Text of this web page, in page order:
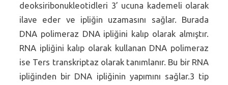
deoksiribonukleotidleri 3’ ucuna kademeli olarak
ilave eder ve ipliğin uzamasını sağlar. Burada
DNA polimeraz DNA ipliğini kalıp olarak almıştır.
RNA ipliğini kalıp olarak kullanan DNA polimeraz
ise Ters transkriptaz olarak tanımlanır. Bu bir RNA
ipliğinden bir DNA ipliğinin yapımını sağlar.3 tip